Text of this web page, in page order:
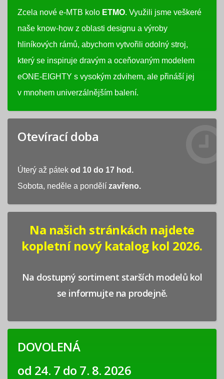
Zcela nové e-MTB kolo ETMO. Využili jsme veškeré
naše know-how z oblasti designu a výroby
hliníkových rámů, abychom vytvořili odolný stroj,
který se inspiruje dravým a oceňovaným modelem
eONE-EIGHTY s vysokým zdvihem, ale přináší jej
v mnohem univerzálnějším balení.
Otevírací doba
Úterý až pátek od 10 do 17 hod.
Sobota, neděle a pondělí zavřeno.
Na našich stránkách najdete
kopletní nový katalog kol 2026.
Na dostupný sortiment starších modelů kol
se informujte na prodejně.
DOVOLENÁ
od 24. 7 do 7. 8. 2026